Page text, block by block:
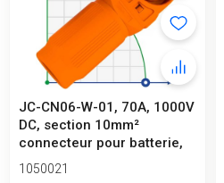
JC-CN06-W-01, 70A, 1000V
DC, section 10mm²
connecteur pour batterie,
orange
1050021